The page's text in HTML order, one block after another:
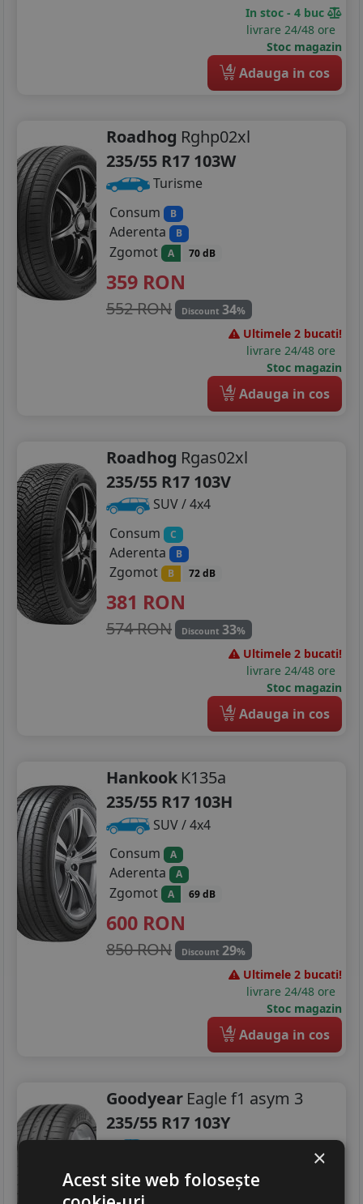
In stoc - 4 buc
livrare 24/48 ore
Stoc magazin
4 Adauga in cos
Roadhog Rghp02xl
235/55 R17 103W
Turisme
Consum
B
Aderenta B
Zgomot A 70 dB
359 RON
552 RON Discount 34%
Ultimele 2 bucati!
livrare 24/48 ore
Stoc magazin
4 Adauga in cos
Roadhog Rgas02xl
235/55 R17 103V
SUV / 4x4
Consum
C
Aderenta B
Zgomot B 72 dB
381 RON
574 RON Discount 33%
Ultimele 2 bucati!
livrare 24/48 ore
Stoc magazin
4 Adauga in cos
Hankook K135a
235/55 R17 103H
SUV / 4x4
Consum
A
Aderenta A
Zgomot A 69 dB
600 RON
850 RON Discount 29%
Ultimele 2 bucati!
livrare 24/48 ore
Stoc magazin
4 Adauga in cos
Goodyear Eagle f1 asym 3
235/55 R17 103Y
Turisme
Consum C
Aderenta
×
Acest site web folosește